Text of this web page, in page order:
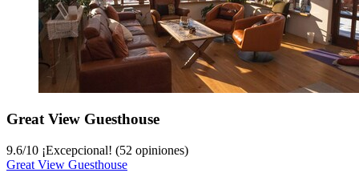
Great View Guesthouse
9.6/10 ¡Excepcional! (52 opiniones)
Great View Guesthouse